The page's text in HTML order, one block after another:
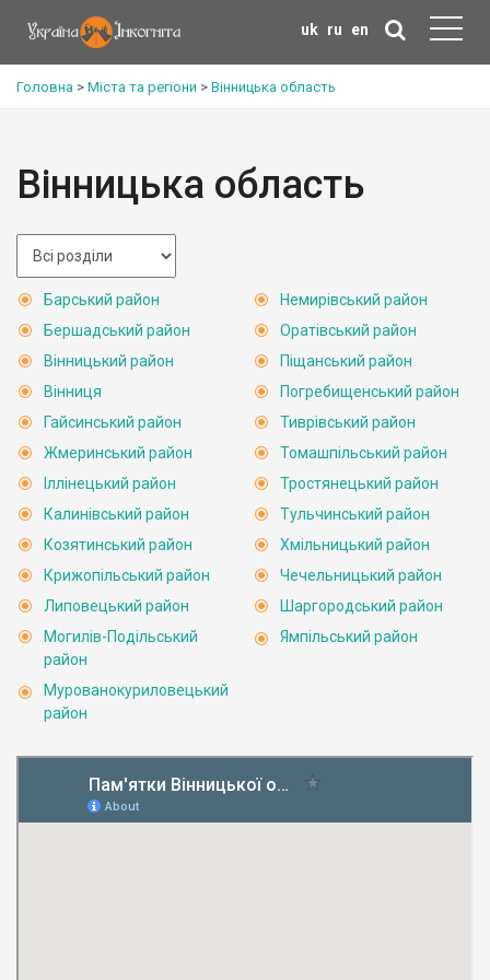
uk ru en
Головна > Міста та регіони > Вінницька область
Вінницька область
Барський район
Бершадський район
Вінницький район
Вінниця
Гайсинський район
Жмеринський район
Іллінецький район
Калинівський район
Козятинський район
Крижопільський район
Липовецький район
Могилів-Подільський
район
Мурованокуриловецький
район
Немирівський район
Оратівський район
Піщанський район
Погребищенський район
Тиврівський район
Томашпільський район
Тростянецький район
Тульчинський район
Хмільницький район
Чечельницький район
Шаргородський район
Ямпільський район